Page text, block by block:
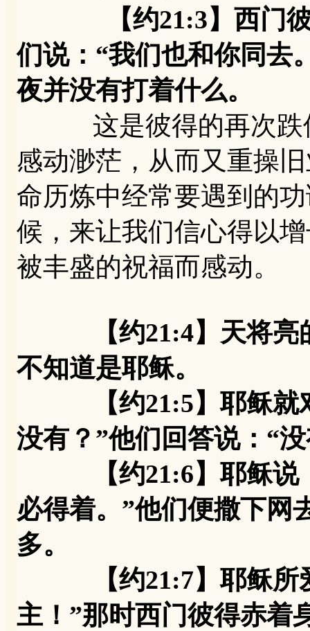
【约21:3】西门彼得
们说：“我们也和你同去
夜并没有打着什么。
这是彼得的再次跌倒
感动渺茫，从而又重操
命历炼中经常要遇到的
候，来让我们信心得以
被丰盛的祝福而感动。
【约21:4】天将
不知道是耶稣。
【约21:5】耶稣就对
没有？”他们回答说：“
【约21:6】耶稣说：
必得着。”他们便撒下网
多。
【约21:7】耶稣所爱
主！”那时西门彼得赤着